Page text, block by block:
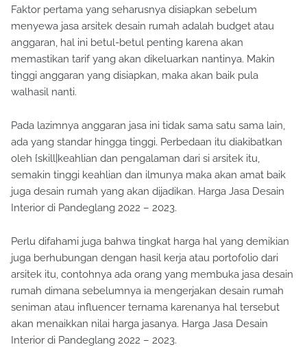
Faktor pertama yang seharusnya disiapkan sebelum
menyewa jasa arsitek desain rumah adalah budget atau
anggaran, hal ini betul-betul penting karena akan
memastikan tarif yang akan dikeluarkan nantinya. Makin
tinggi anggaran yang disiapkan, maka akan baik pula
walhasil nanti.
Pada lazimnya anggaran jasa ini tidak sama satu sama lain,
ada yang standar hingga tinggi. Perbedaan itu diakibatkan
oleh {skill|keahlian dan pengalaman dari si arsitek itu,
semakin tinggi keahlian dan ilmunya maka akan amat baik
juga desain rumah yang akan dijadikan. Harga Jasa Desain
Interior di Pandeglang 2022 – 2023.
Perlu difahami juga bahwa tingkat harga hal yang demikian
juga berhubungan dengan hasil kerja atau portofolio dari
arsitek itu, contohnya ada orang yang membuka jasa desain
rumah dimana sebelumnya ia mengerjakan desain rumah
seniman atau influencer ternama karenanya hal tersebut
akan menaikkan nilai harga jasanya. Harga Jasa Desain
Interior di Pandeglang 2022 – 2023.